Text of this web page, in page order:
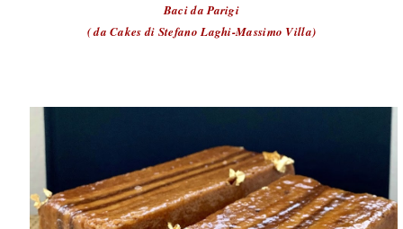
Baci da Parigi
( da Cakes di Stefano Laghi-Massimo Villa)